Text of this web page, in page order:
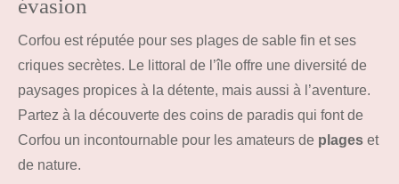
évasion
Corfou est réputée pour ses plages de sable fin et ses
criques secrètes. Le littoral de l’île offre une diversité de
paysages propices à la détente, mais aussi à l’aventure.
Partez à la découverte des coins de paradis qui font de
Corfou un incontournable pour les amateurs de plages et
de nature.